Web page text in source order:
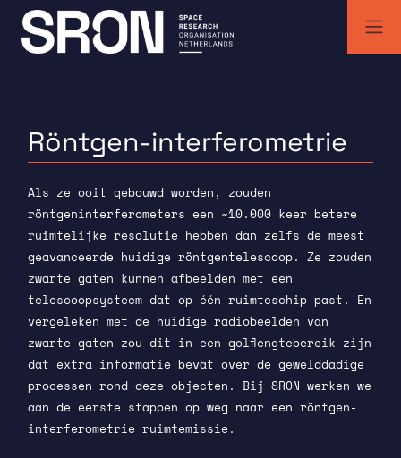
Skip
content
Röntgen-interferometrie
Als ze ooit gebouwd worden, zouden
röntgeninterferometers een ~10.000 keer betere
ruimtelijke resolutie hebben dan zelfs de meest
geavanceerde huidige röntgentelescoop. Ze zouden
zwarte gaten kunnen afbeelden met een
telescoopsysteem dat op één ruimteschip past. En
vergeleken met de huidige radiobeelden van
zwarte gaten zou dit in een golflengtebereik zijn
dat extra informatie bevat over de gewelddadige
processen rond deze objecten. Bij SRON werken we
aan de eerste stappen op weg naar een röntgen-
interferometrie ruimtemissie.